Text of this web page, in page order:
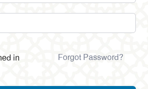
in Forgot Password?